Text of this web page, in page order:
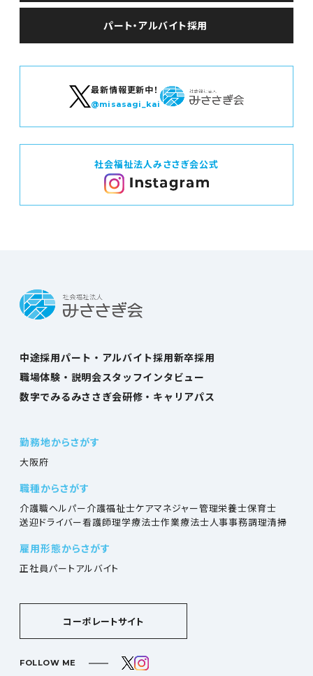
パート・アルバイト採用
最新情報更新中！
@misasagi_kai
社会福祉法人みささぎ会公式
中途採用パート・アルバイト採用新卒採用
職場体験・説明会スタッフインタビュー
数字でみるみささぎ会研修・キャリアパス
コーポレートサイト
FOLLOW ME
勤務地からさがす
大阪府
職種からさがす
介護職ヘルパー介護福祉士ケアマネジャー管理栄養士保育士
送迎ドライバー看護師理学療法士作業療法士人事事務調理清掃
雇用形態からさがす
正社員パートアルバイト